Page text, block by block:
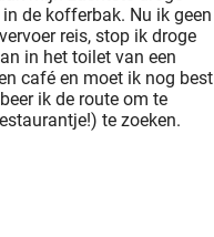
de kofferbak. Nu ik geen
reis, stop ik droge
in het toilet van een
café en moet ik nog best
ik de route om te
te zoeken.